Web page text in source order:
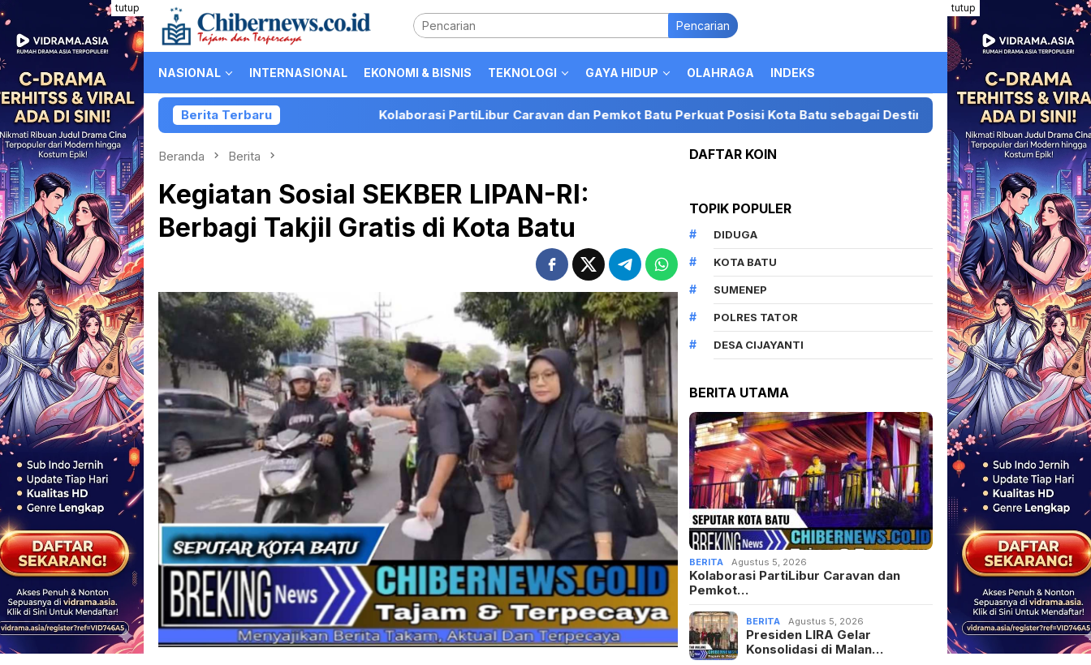
Loncat
ke
konten
tutup tutup
Pencarian
NASIONAL INTERNASIONAL EKONOMI & BISNIS TEKNOLOGI GAYA HIDUP OLAHRAGA INDEKS
Berita TerbaruKolaborasi PartiLibur Caravan dan Pemkot Batu Perkuat Posisi Kota Batu sebagai Destinasi Festival Musik Nasional Presiden LIRA
Beranda Berita
Kegiatan Sosial SEKBER LIPAN-RI:
Berbagi Takjil Gratis di Kota Batu
DAFTAR KOIN
TOPIK POPULER
DIDUGA
KOTA BATU
SUMENEP
POLRES TATOR
DESA CIJAYANTI
BERITA UTAMA
BERITA Agustus 5, 2026
Kolaborasi PartiLibur Caravan dan
Pemkot…
BERITA Agustus 5, 2026
Presiden LIRA Gelar
Konsolidasi di Malan…